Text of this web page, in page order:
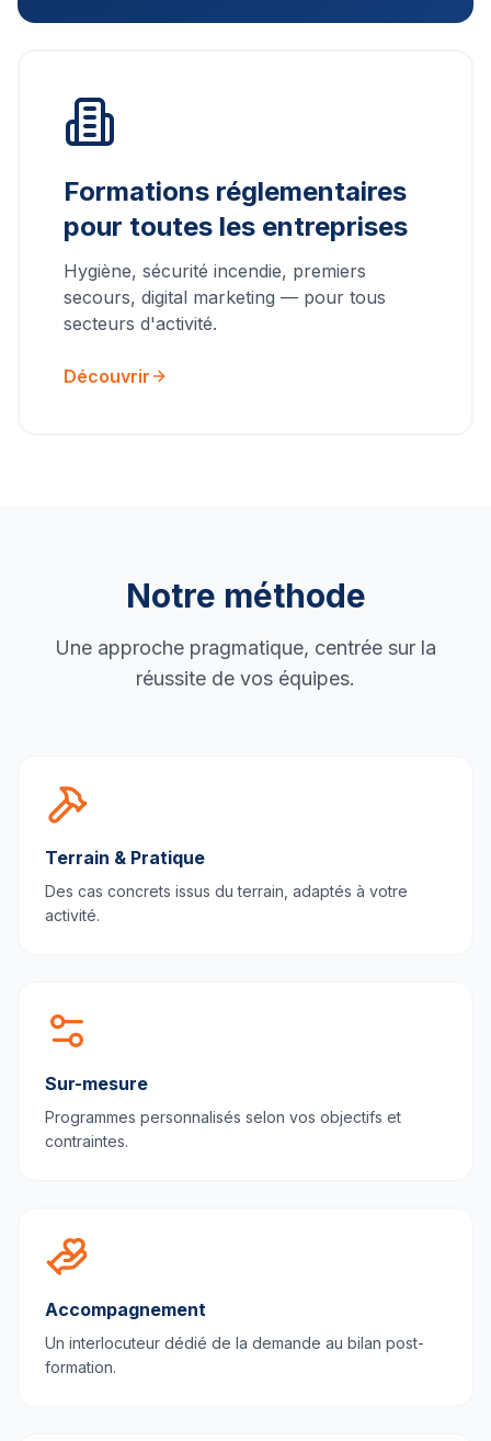
Formations réglementaires
pour toutes les entreprises
Hygiène, sécurité incendie, premiers
secours, digital marketing — pour tous
secteurs d'activité.
Découvrir
Notre méthode
Une approche pragmatique, centrée sur la
réussite de vos équipes.
Terrain & Pratique
Des cas concrets issus du terrain, adaptés à votre
activité.
Sur-mesure
Programmes personnalisés selon vos objectifs et
contraintes.
Accompagnement
Un interlocuteur dédié de la demande au bilan post-
formation.